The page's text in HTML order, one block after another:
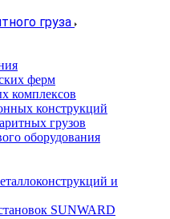
груза
ферм
комплексов
конструкций
грузов
оборудования
и
SUNWARD